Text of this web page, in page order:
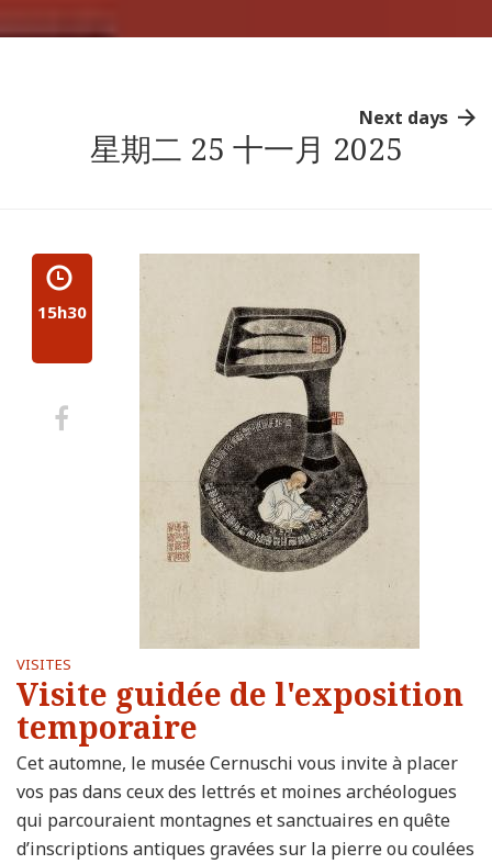
Next days
星期二 25 十一月 2025
15h30
Facebook
VISITES
Visite guidée de l'exposition
temporaire
Cet automne, le musée Cernuschi vous invite à placer
vos pas dans ceux des lettrés et moines archéologues
qui parcouraient montagnes et sanctuaires en quête
d’inscriptions antiques gravées sur la pierre ou coulées